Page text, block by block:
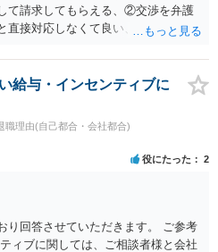
て請求してもらえる、②交渉を弁護
直接対応しなくて良い、というとこ
払うかどうかは分かりません。 ２
んが、秘密録音はプライバシー保護
合には注意が必要です(証拠排除され
どういう証拠に基づいて、誰が判断
ハラ認定しなかったからといっ
せん。具体的な証拠とそれで認定
報復的なことをしなければ名誉毀
害行為をしなければ、通常は起こ
解すれば和解金が入ります。 勝訴
額を払ってもらいます。任意に支払
給与・インセンティブに
職理由(自己都合・会社都合)
役にたった 2
り回答させていただきます。 ご参考
ィブに関しては、ご相談者様と会社